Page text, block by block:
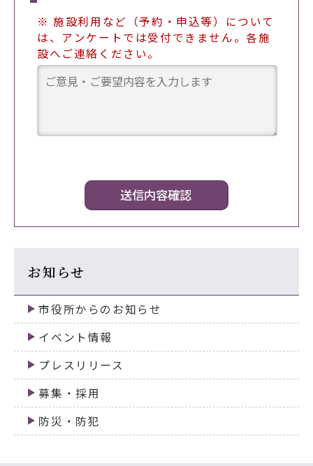
※ 施設利用など（予約・申込等）について
は、アンケートでは受付できません。各施
設へご連絡ください。
お知らせ
市役所からのお知らせ
イベント情報
プレスリリース
募集・採用
防災・防犯